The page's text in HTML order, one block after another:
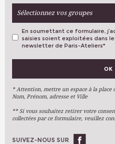
Sélectionnez vos groupes
VOS PRÉFÉRENCES
Arts Plastiques
Arts Du Texte
Arts Numériques
Ateliers À L'année
En soumettant ce formulaire,
saisies soient exploitées dans
newsletter de Paris-Ateliers*
OK
* Attention, mettre un espace à la place
Nom, Prénom, adresse et Ville
** Si vous souhaitez retirer votre
collectées par ce formulaire, veuillez
SUIVEZ-NOUS SUR